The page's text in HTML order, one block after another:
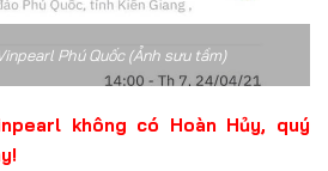
Phú Quốc (Ảnh sưu tầm)
không có Hoàn Hủy, quý